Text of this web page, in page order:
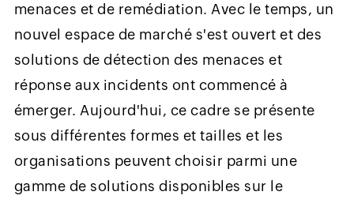
menaces et de remédiation. Avec le temps, un
nouvel espace de marché s'est ouvert et des
solutions de détection des menaces et
réponse aux incidents ont commencé à
émerger. Aujourd'hui, ce cadre se présente
sous différentes formes et tailles et les
organisations peuvent choisir parmi une
gamme de solutions disponibles sur le